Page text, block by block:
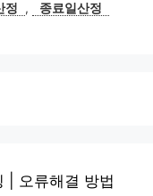
정 , 종료일산정
| 오류해결 방법